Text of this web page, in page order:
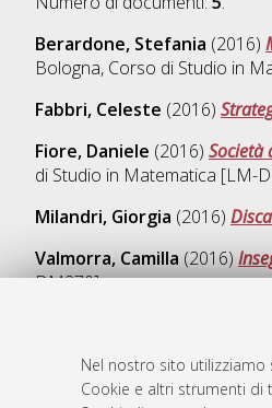
Nel nostro sito
Cookie e altri strumenti di
Berardone, Stefania (2016)
Bologna, Corso di Studio in
Fabbri, Celeste (2016)
Fiore, Daniele (2016) Società
di Studio in Matematica [LM-
Milandri, Giorgia (2016)
Valmorra, Camilla (2016)
DM270]
Atom